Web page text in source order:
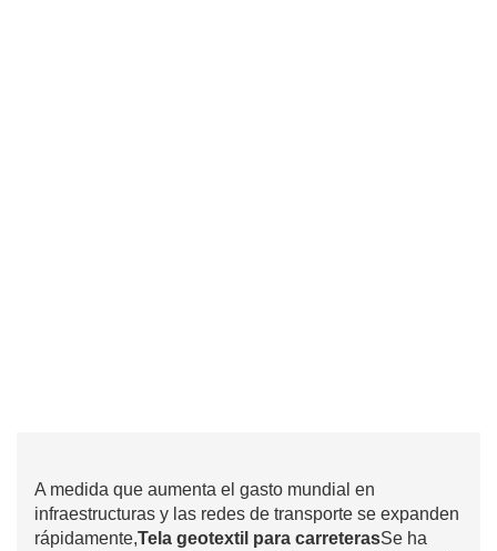
A medida que aumenta el gasto mundial en
infraestructuras y las redes de transporte se expanden
rápidamente,Tela geotextil para carreterasSe ha